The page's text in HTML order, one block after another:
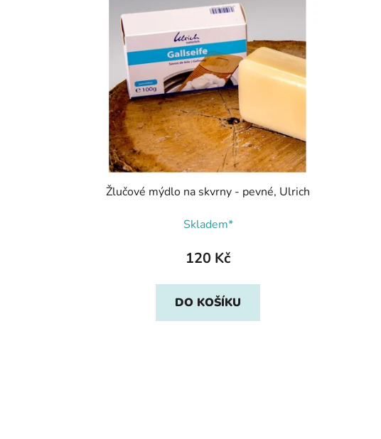
Žlučové mýdlo na skvrny - pevné, Ulrich
Skladem*
120 Kč
DO KOŠÍKU